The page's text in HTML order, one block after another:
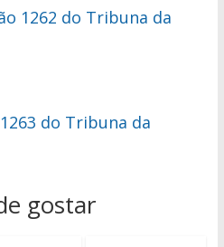
1262 do Tribuna da
do Tribuna da
gostar